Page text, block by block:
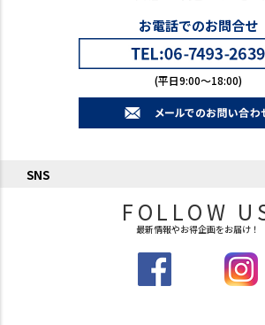
お電話でのお問合せ
(平日9:00～18:00)
SNS
FOLLOW
最新情報やお得企画をお届け！